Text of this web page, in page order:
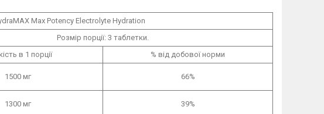
Max Potency Electrolyte Hydration
Розмір порції: 3 таблетки.
в 1 порції
% від добової норми
1500 мг 66%
1300 мг 39%